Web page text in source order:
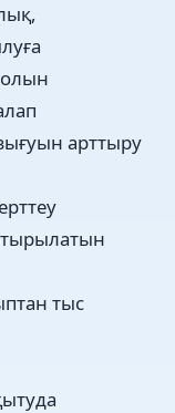
арттыру
тыс